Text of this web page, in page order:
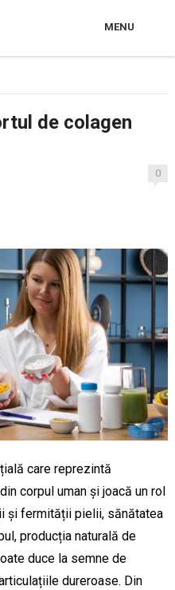
MENU
de colagen
0
care reprezintă
corpul uman și joacă un rol
și fermității pielii, sănătatea
producția naturală de
duce la semne de
dureroase. Din